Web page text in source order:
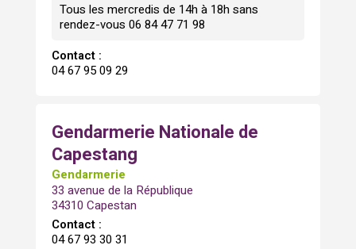
Tous les mercredis de 14h à 18h sans
rendez-vous 06 84 47 71 98
Contact :
04 67 95 09 29
Gendarmerie Nationale de
Capestang
Gendarmerie
33 avenue de la République
34310 Capestan
Contact :
04 67 93 30 31